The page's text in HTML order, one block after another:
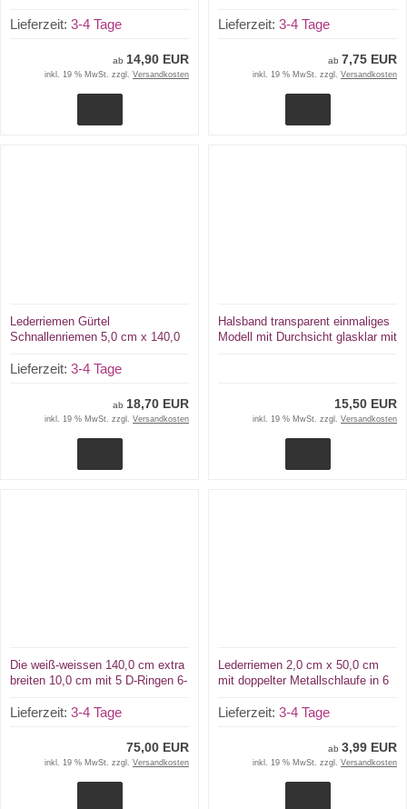
verschiedenen Farben von Lwph
Lieferzeit: 3-4 Tage
ab 14,90 EUR
inkl. 19 % MwSt. zzgl. Versandkosten
Fixierungsriemen u.v.m.
Lieferzeit: 3-4 Tage
ab 7,75 EUR
inkl. 19 % MwSt. zzgl. Versandkosten
Lederriemen Gürtel
Schnallenriemen 5,0 cm x 140,0
verschiedenen Farben von Lwph
Lieferzeit: 3-4 Tage
ab 18,70 EUR
inkl. 19 % MwSt. zzgl. Versandkosten
Halsband transparent einmaliges
Modell mit Durchsicht glasklar mit
15,50 EUR
inkl. 19 % MwSt. zzgl. Versandkosten
Die weiß-weissen 140,0 cm extra
breiten 10,0 cm mit 5 D-Ringen 6-
echten Lederriemen
Lieferzeit: 3-4 Tage
75,00 EUR
inkl. 19 % MwSt. zzgl. Versandkosten
Lederriemen 2,0 cm x 50,0 cm
mit doppelter Metallschlaufe in 6
Fixierungsriemen u.v.m.
Lieferzeit: 3-4 Tage
ab 3,99 EUR
inkl. 19 % MwSt. zzgl. Versandkosten